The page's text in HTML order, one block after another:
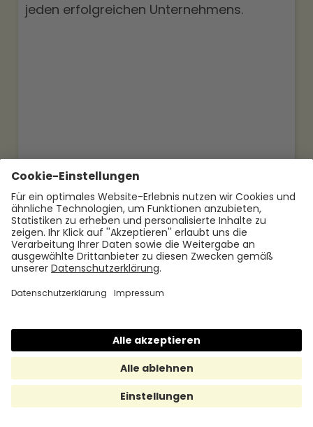
jeden erfolgreichen Unternehmens.
Mitarbeiterbindung: Definition und
Maßnahmen für Unternehmen
Was ist Mitarbeiterbindung? Definition,
Reduzierung von Fluktuation – kompakt
erklärt für HR und Unternehmen.